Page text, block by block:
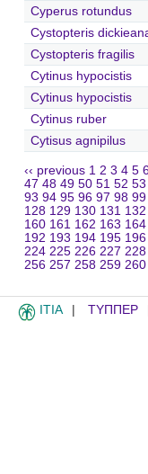
Cyperus rotundus
Cystopteris
Cystopteris fragilis
Cytinus hypocistis
Cytinus hypocistis
Cytinus ruber
Cytisus agnipilus
‹‹ previous 1 2 3 4 5
47 48 49 50 51 52 53
93 94 95 96 97 98 99
128 129 130 131 132
160 161 162 163 164
192 193 194 195 196
224 225 226 227 228
256 257 258 259 260
ITIA ΤΥΠΠΕΡ